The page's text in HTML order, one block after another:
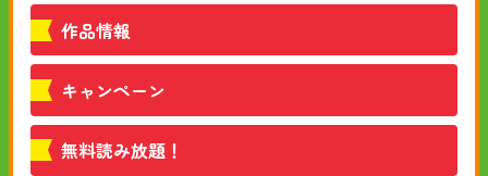
作品情報
キャンペーン
無料読み放題！